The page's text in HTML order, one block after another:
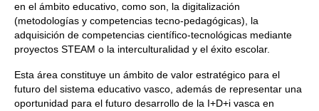
en el ámbito educativo, como son, la digitalización
(metodologías y competencias tecno-pedagógicas), la
adquisición de competencias científico-tecnológicas mediante
proyectos STEAM o la interculturalidad y el éxito escolar.
Esta área constituye un ámbito de valor estratégico para el
futuro del sistema educativo vasco, además de representar una
oportunidad para el futuro desarrollo de la I+D+i vasca en